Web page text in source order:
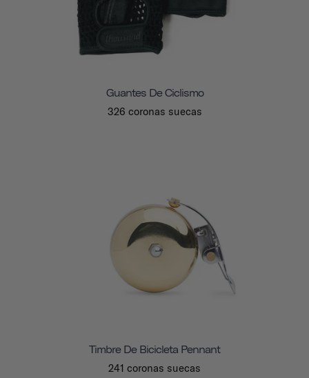
Guantes De Ciclismo
326 coronas suecas
Timbre De Bicicleta Pennant
241 coronas suecas